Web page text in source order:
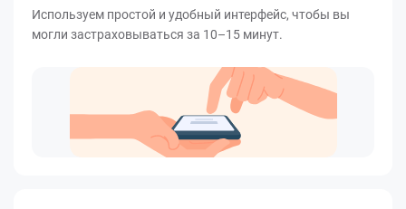
Используем простой и удобный интерфейс, чтобы вы
могли застраховываться за 10–15 минут.